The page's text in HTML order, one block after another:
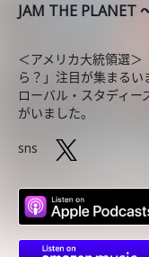
JAM THE PLANET
＜アメリカ大統領選
ら？」注目が集まる
ローバル・スタディ
がいました。
sns